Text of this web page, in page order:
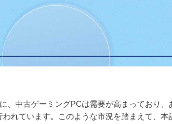
、中古ゲーミングPCは需要が高まっており
われています。このような市況を踏まえて、